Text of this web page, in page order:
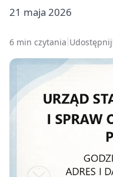
21 maja 2026
6 min czytania Udostępnij